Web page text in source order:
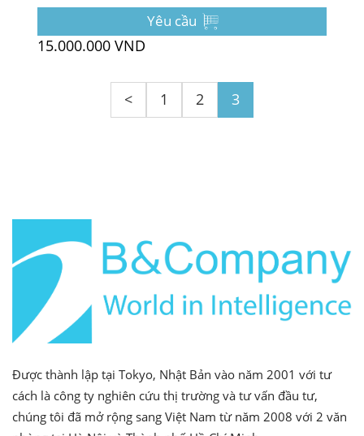
hiểu rõ hơn về bối cảnh cạnh tranh của ngành chế
biến rau quả tại Việt Nam.
Yêu cầu
15.000.000 VND
< 1 2 3
Được thành lập tại Tokyo, Nhật Bản vào năm 2001 với tư
cách là công ty nghiên cứu thị trường và tư vấn đầu tư,
chúng tôi đã mở rộng sang Việt Nam từ năm 2008 với 2 văn